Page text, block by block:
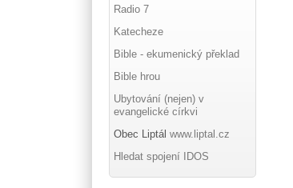
Radio 7
Katecheze
Bible - ekumenický překlad
Bible hrou
Ubytování (nejen) v
evangelické církvi
Obec Liptálwww.liptal.cz
Hledat spojení IDOS